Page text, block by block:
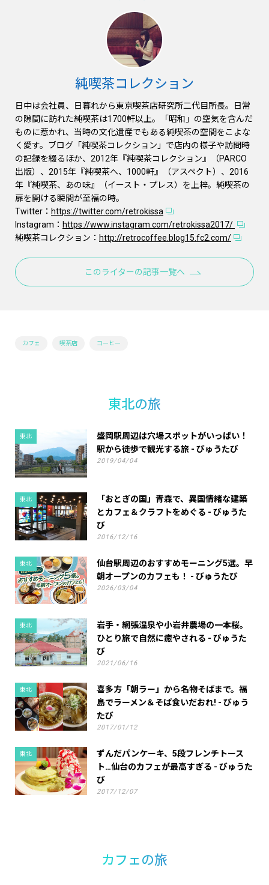
純喫茶コレクション
日中は会社員、日暮れから東京喫茶店研究所二代目所長。日常
の隙間に訪れた純喫茶は1700軒以上。「昭和」の空気を含んだ
ものに惹かれ、当時の文化遺産でもある純喫茶の空間をこよな
く愛す。ブログ「純喫茶コレクション」で店内の様子や訪問時
の記録を綴るほか、2012年『純喫茶コレクション』（PARCO
出版）、2015年『純喫茶へ、1000軒』（アスペクト）、2016
年『純喫茶、あの味』（イースト・プレス）を上梓。純喫茶の
扉を開ける瞬間が至福の時。
Twitter： https://twitter.com/retrokissa
Instagram： https://www.instagram.com/retrokissa2017/
純喫茶コレクション： http://retrocoffee.blog15.fc2.com/
このライターの記事一覧へ
カフェ 喫茶店 コーヒー
東北の旅
東北
盛岡駅周辺は穴場スポットがいっぱい！
駅から徒歩で観光する旅 - びゅうたび
2019/04/04
東北
「おとぎの国」青森で、異国情緒な建築
とカフェ＆クラフトをめぐる - びゅうた
び
2016/12/16
東北
仙台駅周辺のおすすめモーニング5選。早
朝オープンのカフェも！ - びゅうたび
2026/03/04
東北
岩手・網張温泉や小岩井農場の一本桜。
ひとり旅で自然に癒やされる - びゅうた
び
2021/06/16
東北
喜多方「朝ラー」から名物そばまで。福
島でラーメン＆そば食いだおれ! - びゅう
たび
2017/01/12
東北
ずんだパンケーキ、5段フレンチトース
ト…仙台のカフェが最高すぎる - びゅうた
び
2017/12/07
カフェの旅